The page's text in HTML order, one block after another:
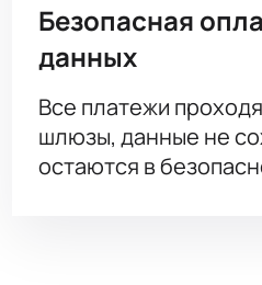
Безопасная
данных
Все платежи
шлюзы, данные не
остаются в